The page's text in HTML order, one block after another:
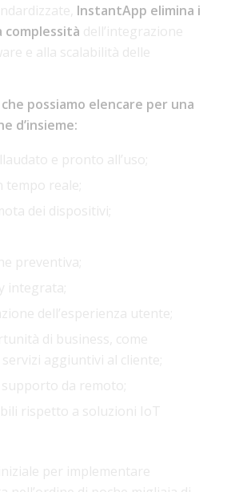
InstantApp elimina i
complessità dell’integrazione
e alla scalabilità delle
possiamo elencare per una
d’insieme:
e pronto all’uso;
tempo reale;
dei dispositivi;
preventiva;
integrata;
dell’esperienza utente;
di business, come
servizi aggiuntivi al cliente;
da remoto;
rispetto a soluzioni IoT
per implementare